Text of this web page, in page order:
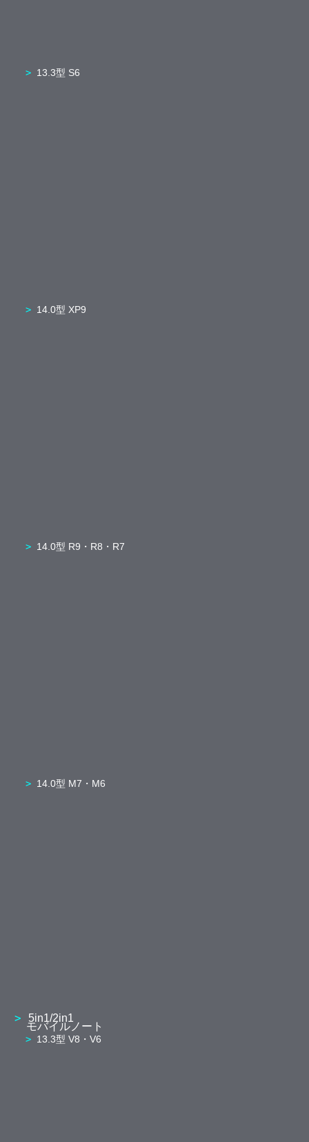
13.3型 S6
14.0型 XP9
14.0型 R9・R8・R7
14.0型 M7・M6
5in1/2in1
モバイルノート
13.3型 V8・V6